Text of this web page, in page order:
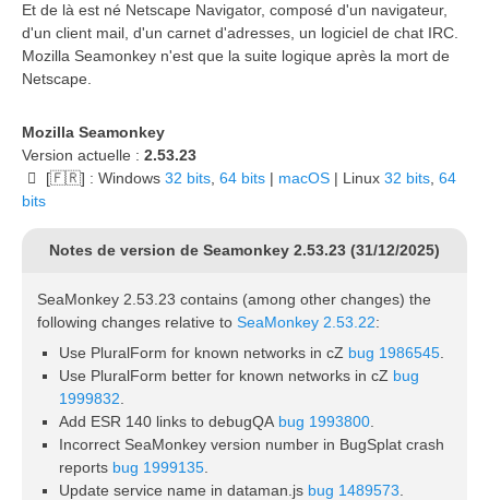
Et de là est né Netscape Navigator, composé d'un navigateur,
d'un client mail, d'un carnet d'adresses, un logiciel de chat IRC.
Mozilla Seamonkey n'est que la suite logique après la mort de
Netscape.
Mozilla Seamonkey
Version actuelle : 2.53.23
[🇫🇷] : Windows 32 bits, 64 bits| macOS| Linux 32 bits, 64
bits
Notes de version de Seamonkey 2.53.23 (31/12/2025)
SeaMonkey 2.53.23 contains (among other changes) the
following changes relative to SeaMonkey 2.53.22:
Use PluralForm for known networks in cZ bug 1986545
Use PluralForm better for known networks in cZ bug
1999832
Add ESR 140 links to debugQA bug 1993800
Incorrect SeaMonkey version number in BugSplat crash
reports bug 1999135
Update service name in dataman.js bug 1489573